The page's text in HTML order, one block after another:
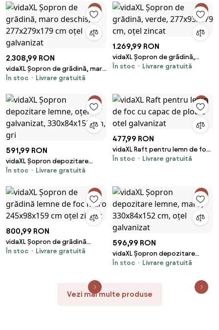
2.308,99 RON
vidaXL Șopron de grădină, maro
deschis, 277x279x179 cm oțel
În stoc Livrare gratuită
1.269,99 RON
vidaXL Șopron de grădină,
verde, 277x93x179 cm, oțel
În stoc Livrare gratuită
591,99 RON
vidaXL Șopron depozitare
lemne, oțel galvanizat,
În stoc Livrare gratuită
477,99 RON
vidaXL Raft pentru lemn de foc
cu capac de ploaie otel
În stoc Livrare gratuită
800,99 RON
vidaXL Șopron de grădină
lemne de foc maro 245x98x159
În stoc Livrare gratuită
596,99 RON
vidaXL Șopron depozitare
lemne, maro, 330x84x152 cm,
În stoc Livrare gratuită
Vezi mai multe produse